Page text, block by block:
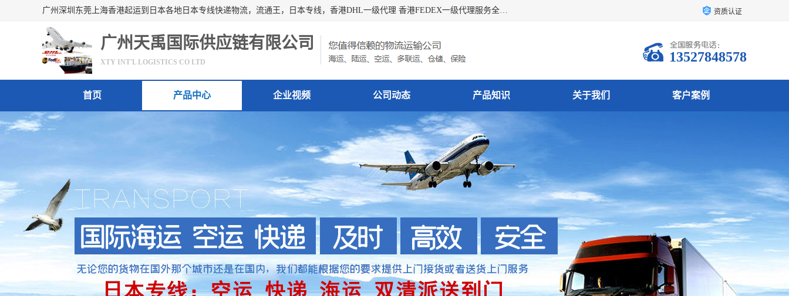
广州深圳东莞上海香港起运到日本各地日本专线快递物流，流通王，日本专线，香港DHL一级代理 香港FEDEX一级代理服务全球主要地区。我司各员工在国际物流行业经验超8年，热枕为各广大进口商与进口商提供优质服务. 资质认证
广州天禹国际供应链有限公司
XTY INT'L LOGISTICS CO LTD 13527848578
首页 产品中心 企业视频 公司动态 产品知识 关于我们 客户案例